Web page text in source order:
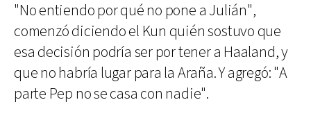
"No entiendo por qué no pone a Julián",
comenzó diciendo el Kun quién sostuvo que
esa decisión podría ser por tener a Haaland, y
que no habría lugar para la Araña. Y agregó: "A
parte Pep no se casa con nadie".